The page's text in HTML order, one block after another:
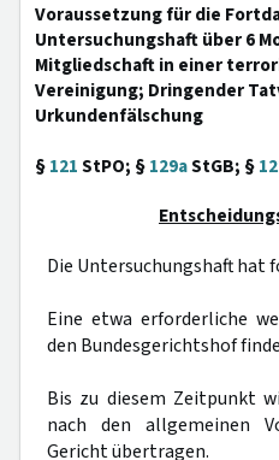
Voraussetzung für die
Untersuchungshaft über 6
Mitgliedschaft in einer
Vereinigung; Dringender
Urkundenfälschung
§121StPO; §129aStGB; §
Die Untersuchungshaft hat
Eine etwa erforderliche
den Bundesgerichtshof
Bis zu diesem Zeitpunkt
nach den allgemeinen
Gericht übertragen.